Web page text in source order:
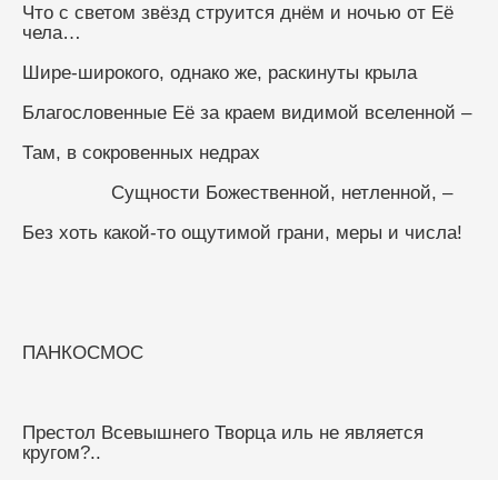
Что с светом звёзд струится днём и ночью от Её
чела…
Шире-широкого, однако же, раскинуты крыла
Благословенные Её за краем видимой вселенной –
Там, в сокровенных недрах
                Сущности Божественной, нетленной, –
Без хоть какой-то ощутимой грани, меры и числа!
ПАНКОСМОС
Престол Всевышнего Творца иль не является
кругом?..